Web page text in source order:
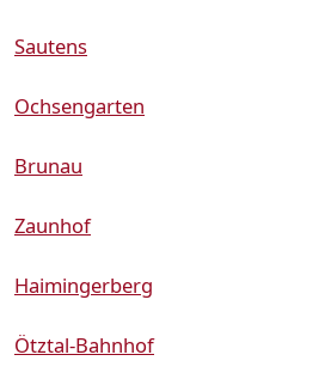
Sautens
Ochsengarten
Brunau
Zaunhof
Haimingerberg
Ötztal-Bahnhof